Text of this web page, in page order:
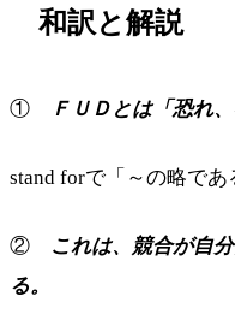
和訳と解説
① ＦＵＤとは「恐れ
stand forで「～の略であ
②
これは、競合が自
る。